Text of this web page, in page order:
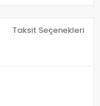
Taksit Seçenekleri